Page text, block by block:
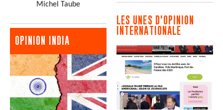
Michel Taube
OPINION INDIA
LES UNES D'OPINION
INTERNATIONALE